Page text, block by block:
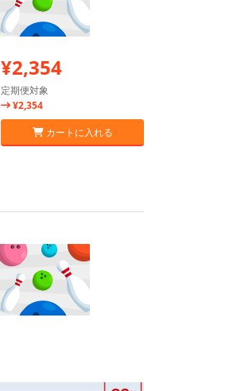
¥2,354
定期便対象
¥2,354
カートに入れる